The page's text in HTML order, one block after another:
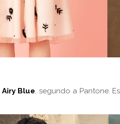
Airy Blue, segundo a Pantone.